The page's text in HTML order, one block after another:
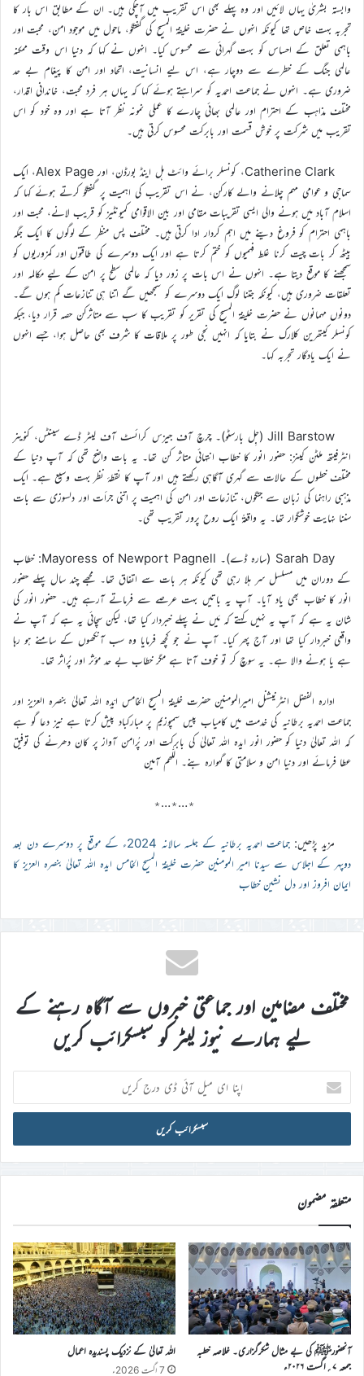
وابستہ بشریٰ یہاں لائیں اور وہ پہلے بھی اس تقریب میں آچکی ہیں۔ ان کے مطابق اس بار کا
تجربہ بہت خاص تھا کیونکہ انہوں نے حضرت خلیفۃ المسیح کی گفتگو، ماحول میں موجود امن، محبت اور
باہمی تعلق کے احساس کو بہت گہرائی سے محسوس کیا۔ انہوں نے کہا کہ دنیا اس وقت ممکنہ
عالمی جنگ کے خطرے سے دوچار ہے، اس لیے انسانیت، اتحاد اور امن کا پیغام بے حد
ضروری ہے۔ انہوں نے جماعت احمدیہ کو سراہتے ہوئے کہا کہ یہاں ہر فرد محبت، خاندانی اقدار،
مختلف مذاہب کے احترام اور عالمی بھائی چارے کا عملی نمونہ نظر آتا ہے اور وہ خود کو اس
تقریب میں شرکت پر خوش قسمت اور بابرکت محسوس کرتی ہیں۔
Catherine Clark، کونسلر برائے وائٹ ہل اینڈ بورڈن، اور Alex Page، ایک
سماجی و عوامی مہم چلانے والے کارکن، نے اس تقریب کی اہمیت پر گفتگو کرتے ہوئے کہا کہ
اسلام آباد میں ہونے والی ایسی تقریبات مقامی اور بین الاقوامی کمیونٹیز کو قریب لانے، محبت اور
باہمی احترام کو فروغ دینے میں اہم کردار ادا کرتی ہیں۔ مختلف پس منظر کے لوگوں کا ایک جگہ
بیٹھ کر بات چیت کرنا غلط فہمیوں کو ختم کرتا ہے اور ایک دوسرے کی طاقتوں اور کمزوریوں کو
سمجھنے کا موقع دیتا ہے۔ انہوں نے اس بات پر زور دیا کہ عالمی سطح پر امن کے لیے مکالمہ اور
تعلقات ضروری ہیں، کیونکہ جتنا لوگ ایک دوسرے کو سمجھیں گے اتنا ہی تنازعات کم ہوں گے۔
دونوں مہمانوں نے حضرت خلیفۃ المسیح کی تقریر کو تقریب کا سب سے متاثرکن حصہ قرار دیا، جبکہ
کونسلر کیتھرین کلارک نے بتایا کہ انہیں نجی طور پر ملاقات کا شرف بھی حاصل ہوا، جسے انہوں
نے ایک یادگار تجربہ کہا۔
Jill Barstow (جِل بارسٹو)۔ چرچ آف جیزس کرائسٹ آف لیٹر ڈے سینٹس، کنوینر
انٹرفیتھ ملٹن کینز: حضور انور کا خطاب انتہائی متاثر کن تھا۔ یہ بات واضح تھی کہ آپ دنیا کے
مختلف خطوں کے حالات سے گہری آگاہی رکھتے ہیں اور آپ کا نقطۂ نظر بہت وسیع ہے۔ ایک
مذہبی راہنما کی زبان سے جنگوں، تنازعات اور امن کی اہمیت پر اتنی جرأت اور دلسوزی سے بات
سننا نہایت خوشگوار تھا۔ یہ واقعۃً ایک روح پرور تقریب تھی۔
Sarah Day (سارہ ڈے)۔ Mayoress of Newport Pagnell: خطاب
کے دوران میں مسلسل سر ہلا رہی تھی کیونکہ ہر بات سے اتفاق تھا۔ مجھے چند سال پہلے حضور
انور کا خطاب بھی یاد آیا۔ آپ یہ باتیں بہت عرصے سے فرماتے آرہے ہیں۔ حضور انور کی
شان یہ ہے کہ آپ یہ نہیں کہتے کہ مَیں نے پہلے خبردار کیا تھا، لیکن سچائی یہ ہے کہ آپ نے
واقعی خبردار کیا تھا اور آج پھر کیا۔ آپ نے جو کچھ فرمایا وہ سب آنکھوں کے سامنے ہو رہا
ہے یا ہونے والا ہے۔ یہ سوچ کر تو خوف آتا ہے مگر خطاب بے حد مؤثر اور پُراثر تھا۔
ادارہ الفضل انٹرنیشنل امیرالمومنین حضرت خلیفۃ المسیح الخامس ایّدہ اللہ تعالیٰ بنصرہ العزیز اور
جماعت احمدیہ برطانیہ کی خدمت میں کامیاب پیس سمپوزیم پر مبارکباد پیش کرتا ہے نیز دعا گو ہے
کہ اللہ تعالیٰ دنیا کو حضور انور ایدہ اللہ تعالیٰ کی بابرکت اور پُرامن آواز پر کان دھرنے کی توفیق
عطا فرمائے اور دنیا امن و سلامتی کا گہوارہ بنے۔ اللّٰھم آمین
٭…٭…٭
مزید پڑھیں:
جماعت احمدیہ برطانیہ کے جلسہ سالانہ 2024ء کے موقع پر دوسرے دن بعد
دوپہر کے اجلاس سے سیدنا امیر المومنین حضرت خلیفۃ المسیح الخامس ایدہ اللہ تعالیٰ بنصرہ العزیز کا
ایمان افروز اور دل نشین خطاب
مختلف مضامین اور جماعتی خبروں سے آگاہ رہنے کے
لیے ہمارے نیوز لیٹر کو سبسکرائب کریں
اپنا
ای
میل
ڈی
درج
کریں
متعلقہ مضمون
آنحضورﷺ کی بے مثال شکرگزاری۔ خلاصہ خطبہ
جمعہ ۷؍اگست ۲۰۲۶ء
اللہ تعالیٰ کے نزدیک پسندیدہ اعمال
7 اگست 2026ء